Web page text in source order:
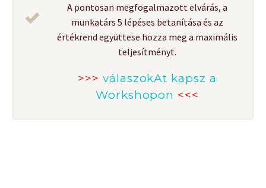
A pontosan megfogalmazott elvárás, a
munkatárs 5 lépéses betanítása és az
értékrend együttese hozza meg a maximális
teljesítményt.
>>> válaszokAt kapsz a
Workshopon <<<